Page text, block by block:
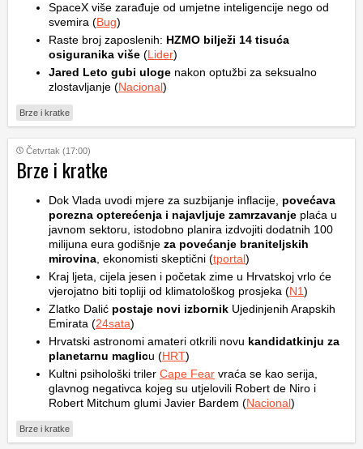
SpaceX više zarađuje od umjetne inteligencije nego od
svemira (Bug)
Raste broj zaposlenih: HZMO bilježi 14 tisuća
osiguranika više (Lider)
Jared Leto gubi uloge nakon optužbi za seksualno
zlostavljanje (Nacional)
Brze i kratke
Četvrtak (17:00)
Brze i kratke
Dok Vlada uvodi mjere za suzbijanje inflacije, povećava
porezna opterećenja i najavljuje zamrzavanje plaća u
javnom sektoru, istodobno planira izdvojiti dodatnih 100
milijuna eura godišnje za povećanje braniteljskih
mirovina , ekonomisti skeptični (tportal)
Kraj ljeta, cijela jesen i početak zime u Hrvatskoj vrlo će
vjerojatno biti topliji od klimatološkog prosjeka (N1)
Zlatko Dalić postaje novi izbornik Ujedinjenih Arapskih
Emirata (24sata)
Hrvatski astronomi amateri otkrili novu kandidatkinju za
planetarnu maglicu (HRT)
Kultni psihološki triler Cape Fear vraća se kao serija,
glavnog negativca kojeg su utjelovili Robert de Niro i
Robert Mitchum glumi Javier Bardem (Nacional)
Brze i kratke